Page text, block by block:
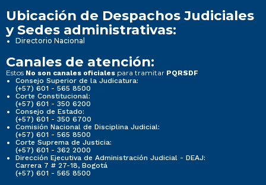
Ubicación de Despachos Judiciales
y Sedes administrativas:
Directorio Nacional
Canales de atención:
Estos No son canales oficiales para tramitar PQRSDF
Consejo Superior de la Judicatura:
(+57) 601 - 565 8500
Corte Constitucional:
(+57) 601 - 350 6200
Consejo de Estado:
(+57) 601 - 350 6700
Comisión Nacional de Disciplina Judicial:
(+57) 601 - 565 8500
Corte Suprema de Justicia:
(+57) 601 - 362 2000
Dirección Ejecutiva de Administración Judicial - DEAJ:
Carrera 7 # 27-18, Bogotá
(+57) 601 - 565 8500